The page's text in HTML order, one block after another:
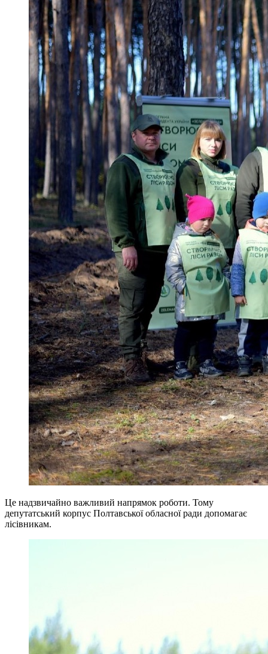
Це надзвичайно важливий напрямок роботи. Тому
депутатський корпус Полтавської обласної ради допомагає
лісівникам.